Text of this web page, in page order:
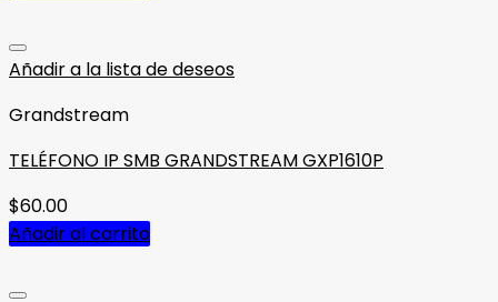
Añadir a la lista de deseos
Grandstream
TELÉFONO IP SMB GRANDSTREAM GXP1610P
$60.00
Añadir al carrito